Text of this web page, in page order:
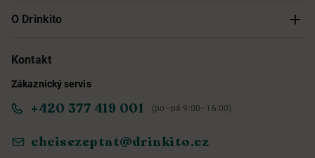
Sledování objednávky
Obchodní podmínky
Ochrana osobních údajů
Reklamace a vrácení
O Drinkito
O nás
Informace o přístupnosti služby
Kontakt
Zákaznický servis
+420 377 419 001 (po–pá 9:00–16:00)
chcisezeptat@drinkito.cz